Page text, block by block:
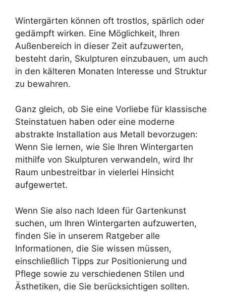
Wintergärten können oft trostlos, spärlich oder
gedämpft wirken. Eine Möglichkeit, Ihren
Außenbereich in dieser Zeit aufzuwerten,
besteht darin, Skulpturen einzubauen, um auch
in den kälteren Monaten Interesse und Struktur
zu bewahren.
Ganz gleich, ob Sie eine Vorliebe für klassische
Steinstatuen haben oder eine moderne
abstrakte Installation aus Metall bevorzugen:
Wenn Sie lernen, wie Sie Ihren Wintergarten
mithilfe von Skulpturen verwandeln, wird Ihr
Raum unbestreitbar in vielerlei Hinsicht
aufgewertet.
Wenn Sie also nach Ideen für Gartenkunst
suchen, um Ihren Wintergarten aufzuwerten,
finden Sie in unserem Ratgeber alle
Informationen, die Sie wissen müssen,
einschließlich Tipps zur Positionierung und
Pflege sowie zu verschiedenen Stilen und
Ästhetiken, die Sie berücksichtigen sollten.